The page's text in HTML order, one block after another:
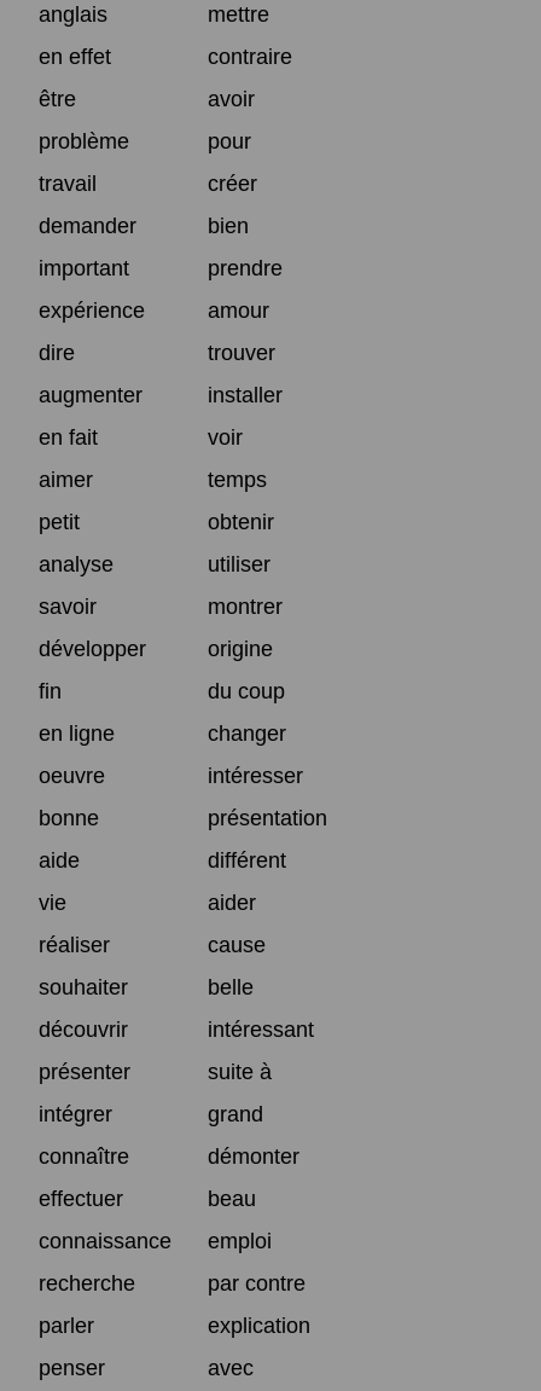
anglais
mettre
en effet
contraire
être
avoir
problème
pour
travail
créer
demander
bien
important
prendre
expérience
amour
dire
trouver
augmenter
installer
en fait
voir
aimer
temps
petit
obtenir
analyse
utiliser
savoir
montrer
développer
origine
fin
du coup
en ligne
changer
oeuvre
intéresser
bonne
présentation
aide
différent
vie
aider
réaliser
cause
souhaiter
belle
découvrir
intéressant
présenter
suite à
intégrer
grand
connaître
démonter
effectuer
beau
connaissance
emploi
recherche
par contre
parler
explication
penser
avec